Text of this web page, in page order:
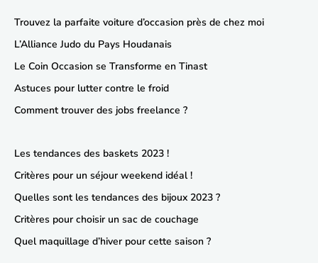
Trouvez la parfaite voiture d’occasion près de chez moi
L’Alliance Judo du Pays Houdanais
Le Coin Occasion se Transforme en Tinast
Astuces pour lutter contre le froid
Comment trouver des jobs freelance ?
Les tendances des baskets 2023 !
Critères pour un séjour weekend idéal !
Quelles sont les tendances des bijoux 2023 ?
Critères pour choisir un sac de couchage
Quel maquillage d’hiver pour cette saison ?